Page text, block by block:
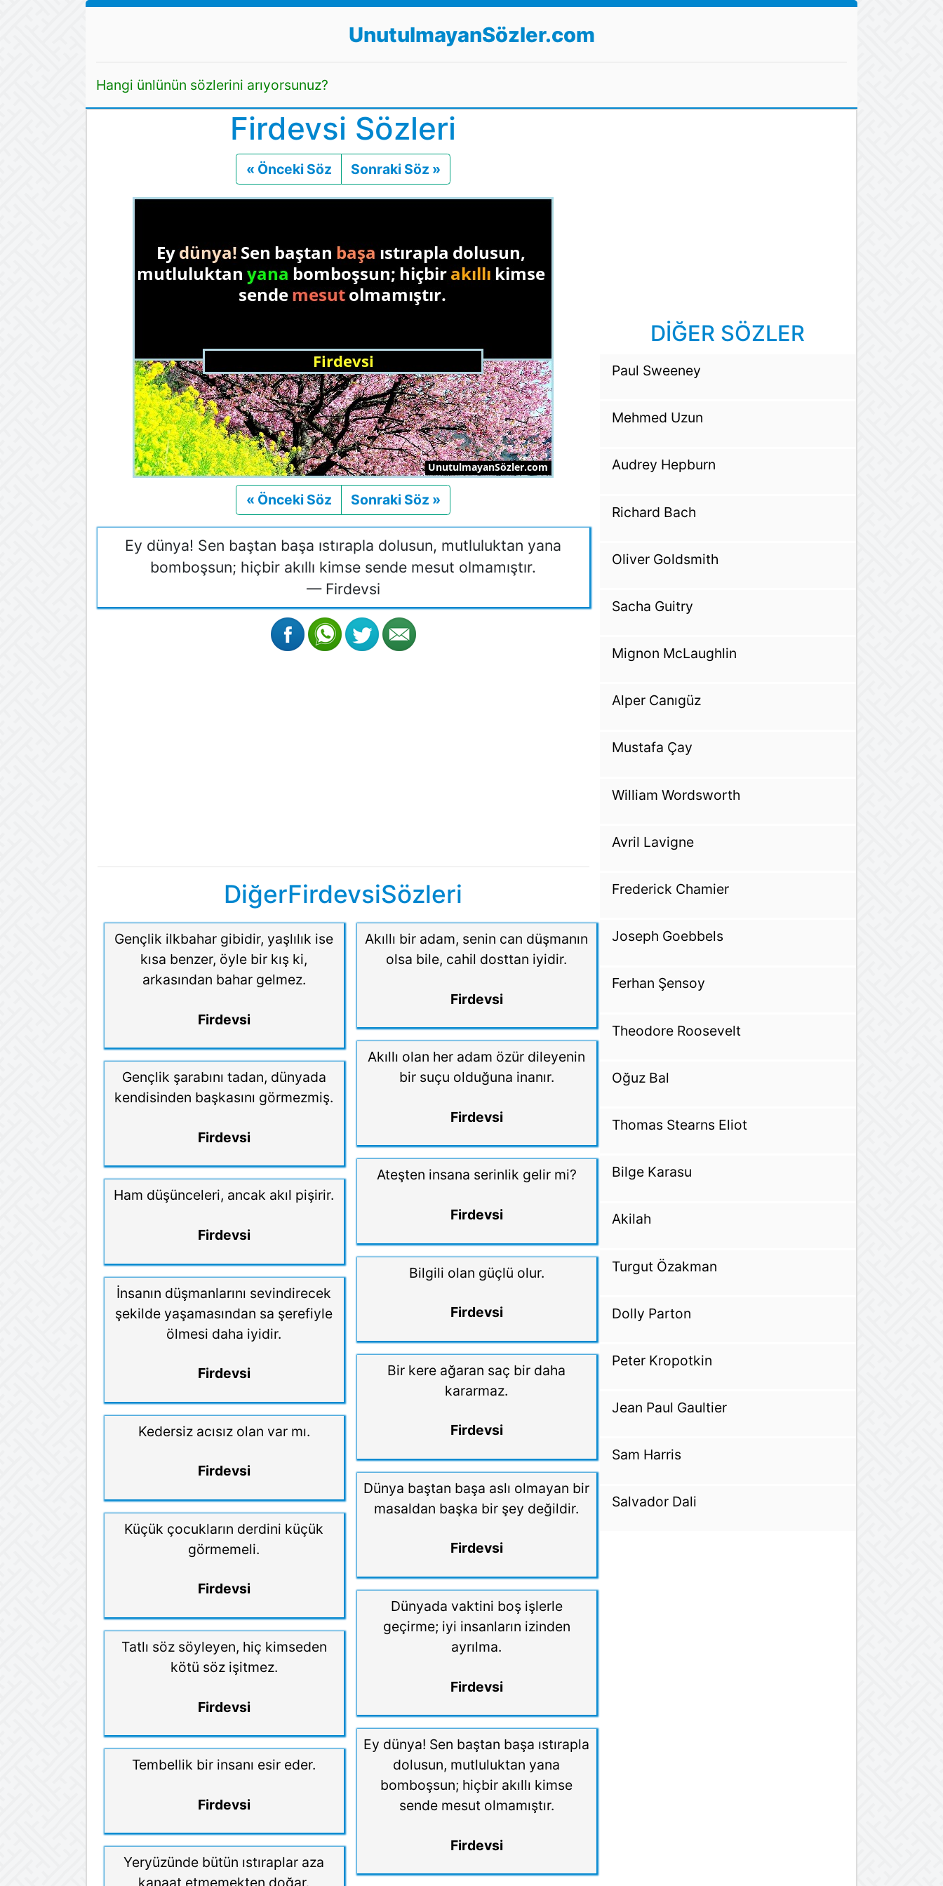
UnutulmayanSözler.com
Hangi ünlünün sözlerini arıyorsunuz?
Firdevsi Sözleri
« Önceki Söz Önceki
Sonraki Söz »
« Önceki Söz Önceki
Sonraki Söz »
Ey dünya! Sen baştan başa ıstırapla dolusun, mutluluktan yana
bomboşsun; hiçbir akıllı kimse sende mesut olmamıştır.
— Firdevsi
DiğerFirdevsiSözleri
Gençlik ilkbahar gibidir, yaşlılık ise
kısa benzer, öyle bir kış ki,
arkasından bahar gelmez.
Firdevsi
Gençlik şarabını tadan, dünyada
kendisinden başkasını görmezmiş.
Firdevsi
Ham düşünceleri, ancak akıl pişirir.
Firdevsi
İnsanın düşmanlarını sevindirecek
şekilde yaşamasından sa şerefiyle
ölmesi daha iyidir.
Firdevsi
Kedersiz acısız olan var mı.
Firdevsi
Küçük çocukların derdini küçük
görmemeli.
Firdevsi
Tatlı söz söyleyen, hiç kimseden
kötü söz işitmez.
Firdevsi
Tembellik bir insanı esir eder.
Firdevsi
Yeryüzünde bütün ıstıraplar aza
Akıllı bir adam, senin can düşmanın
olsa bile, cahil dosttan iyidir.
Firdevsi
Akıllı olan her adam özür dileyenin
bir suçu olduğuna inanır.
Firdevsi
Ateşten insana serinlik gelir mi?
Firdevsi
Bilgili olan güçlü olur.
Firdevsi
Bir kere ağaran saç bir daha
kararmaz.
Firdevsi
Dünya baştan başa aslı olmayan bir
masaldan başka bir şey değildir.
Firdevsi
Dünyada vaktini boş işlerle
geçirme; iyi insanların izinden
ayrılma.
Firdevsi
Ey dünya! Sen baştan başa ıstırapla
dolusun, mutluluktan yana
bomboşsun; hiçbir akıllı kimse
sende mesut olmamıştır.
Firdevsi
DİĞER SÖZLER
Paul Sweeney
Mehmed Uzun
Audrey Hepburn
Richard Bach
Oliver Goldsmith
Sacha Guitry
Mignon McLaughlin
Alper Canıgüz
Mustafa Çay
William Wordsworth
Avril Lavigne
Frederick Chamier
Joseph Goebbels
Ferhan Şensoy
Theodore Roosevelt
Oğuz Bal
Thomas Stearns Eliot
Bilge Karasu
Akilah
Turgut Özakman
Dolly Parton
Peter Kropotkin
Jean Paul Gaultier
Sam Harris
Salvador Dali